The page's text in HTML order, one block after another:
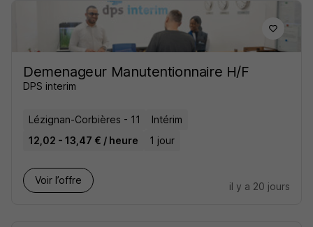
Demenageur Manutentionnaire H/F
DPS interim
Lézignan-Corbières - 11
Intérim
12,02 - 13,47 € / heure
1 jour
Voir l’offre
il y a 20 jours